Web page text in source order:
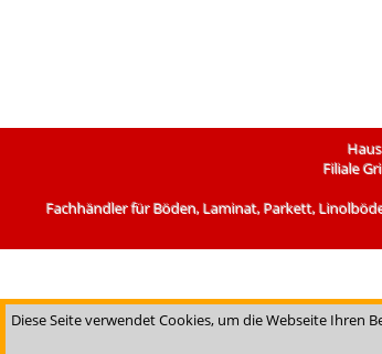
Diese Seite verwendet Cookies, um die Webseite Ihren
Filiale
Fachhändler für Böden, Laminat, Parkett,